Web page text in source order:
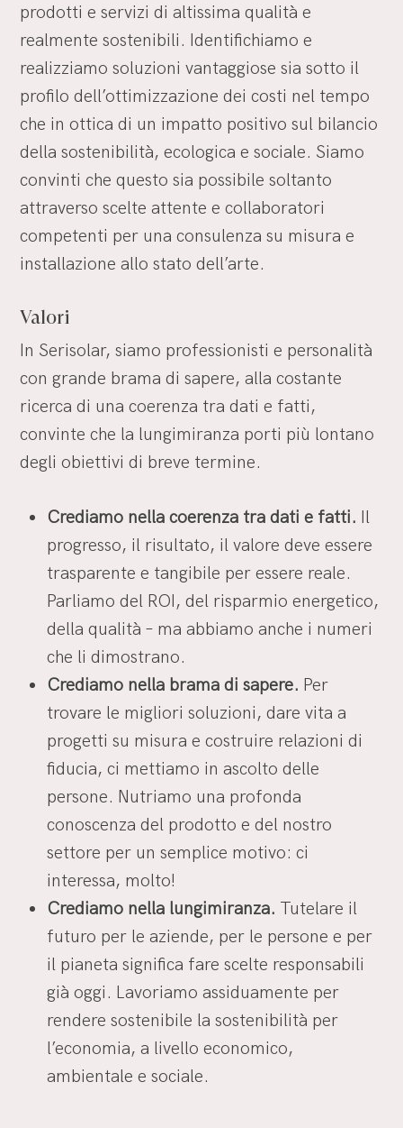
prodotti e servizi di altissima qualità e
realmente sostenibili. Identifichiamo e
realizziamo soluzioni vantaggiose sia sotto il
profilo dell’ottimizzazione dei costi nel tempo
che in ottica di un impatto positivo sul bilancio
della sostenibilità, ecologica e sociale. Siamo
convinti che questo sia possibile soltanto
attraverso scelte attente e collaboratori
competenti per una consulenza su misura e
installazione allo stato dell’arte.
Valori
In Serisolar, siamo professionisti e personalità
con grande brama di sapere, alla costante
ricerca di una coerenza tra dati e fatti,
convinte che la lungimiranza porti più lontano
degli obiettivi di breve termine.
Crediamo nella coerenza tra dati e fatti. Il
progresso, il risultato, il valore deve essere
trasparente e tangibile per essere reale.
Parliamo del ROI, del risparmio energetico,
della qualità – ma abbiamo anche i numeri
che li dimostrano.
Crediamo nella brama di sapere. Per
trovare le migliori soluzioni, dare vita a
progetti su misura e costruire relazioni di
fiducia, ci mettiamo in ascolto delle
persone. Nutriamo una profonda
conoscenza del prodotto e del nostro
settore per un semplice motivo: ci
interessa, molto!
Crediamo nella lungimiranza. Tutelare il
futuro per le aziende, per le persone e per
il pianeta significa fare scelte responsabili
già oggi. Lavoriamo assiduamente per
rendere sostenibile la sostenibilità per
l’economia, a livello economico,
ambientale e sociale.